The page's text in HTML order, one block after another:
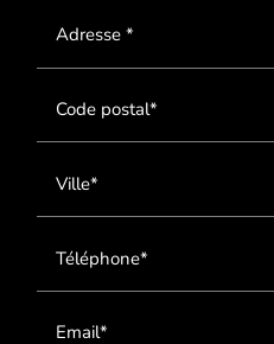
Adresse *
Code postal*
Ville*
Téléphone*
Email*